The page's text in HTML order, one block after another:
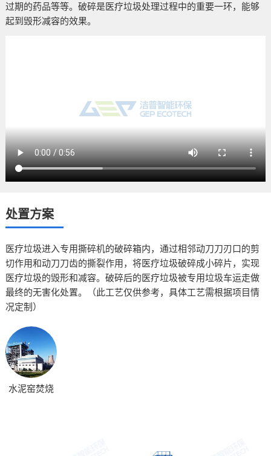
过期的药品等等。破碎是医疗垃圾处理过程中的重要一环，能够
起到毁形减容的效果。
处置方案
医疗垃圾进入专用撕碎机的破碎箱内，通过相邻动刀刀刃口的剪
切作用和动刀刀齿的撕裂作用，将医疗垃圾破碎成小碎片，实现
医疗垃圾的毁形和减容。破碎后的医疗垃圾被专用垃圾车运走做
最终的无害化处置。（此工艺仅供参考，具体工艺需根据项目情
况定制）
水泥窑焚烧